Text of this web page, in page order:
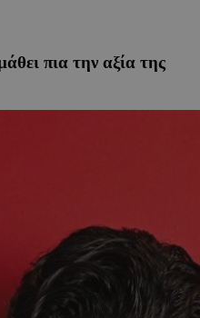
πια την αξία της